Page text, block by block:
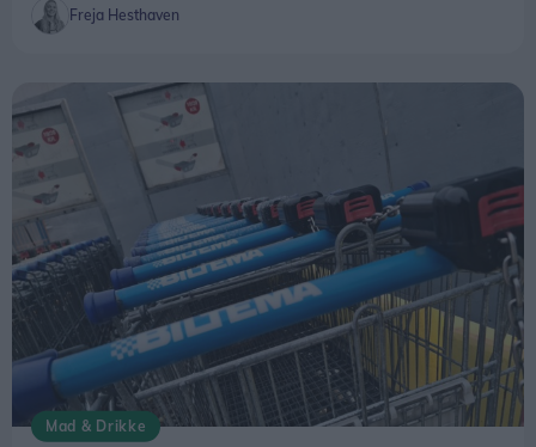
frem til og med 26. august.
Freja Hesthaven
Mad & Drikke